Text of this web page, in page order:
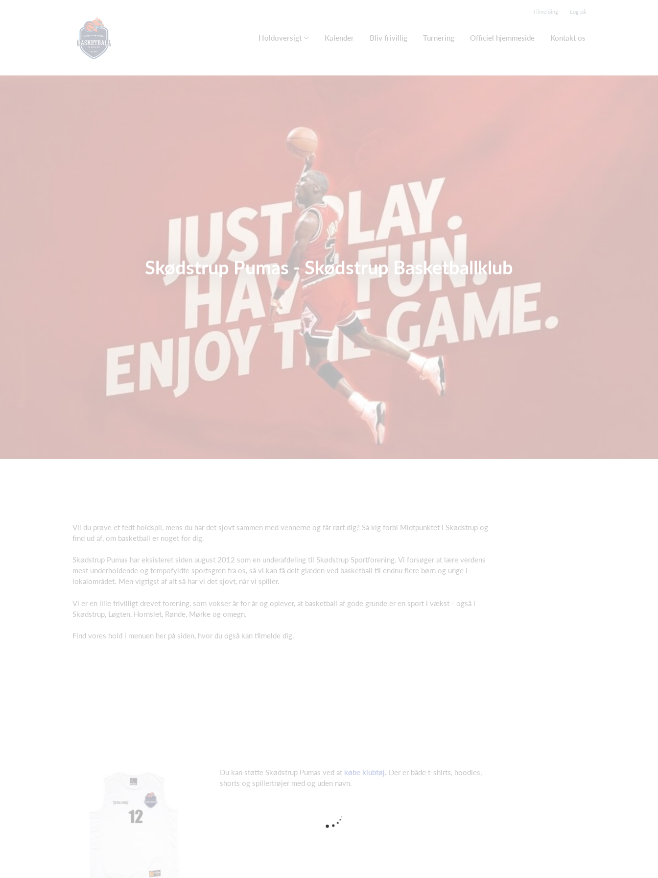
Tilmelding Log på
Holdoversigt Kalender Bliv frivillig Turnering Officiel hjemmeside Kontakt os
Skødstrup Pumas - Skødstrup Basketballklub
Vil du prøve et fedt holdspil, mens du har det sjovt sammen med vennerne og får rørt dig? Så kig forbi Midtpunktet i Skødstrup og
find ud af, om basketball er noget for dig.
Skødstrup Pumas har eksisteret siden august 2012 som en underafdeling til Skødstrup Sportforening. Vi forsøger at lære verdens
mest underholdende og tempofyldte sportsgren fra os, så vi kan få delt glæden ved basketball til endnu flere børn og unge i
lokalområdet. Men vigtigst af alt så har vi det sjovt, når vi spiller.
Vi er en lille frivilligt drevet forening, som vokser år for år og oplever, at basketball af gode grunde er en sport i vækst - også i
Skødstrup, Løgten, Hornslet, Rønde, Mørke og omegn.
Find vores hold i menuen her på siden, hvor du også kan tilmelde dig.
Du kan støtte Skødstrup Pumas ved at købe klubtøj. Der er både t-shirts, hoodies,
shorts og spillertrøjer med og uden navn.